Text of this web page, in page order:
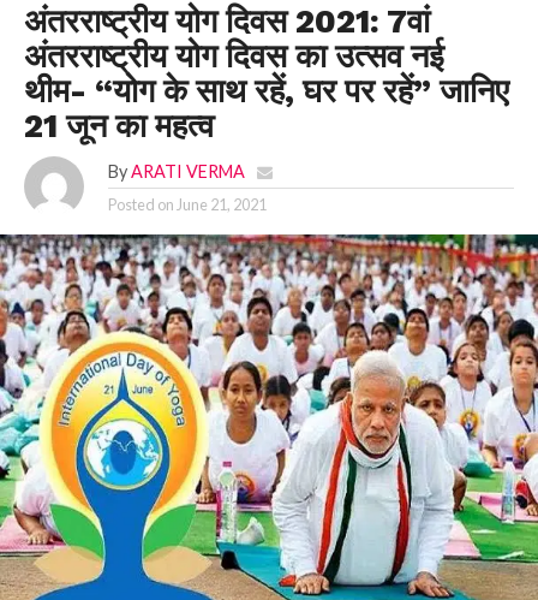
अंतरराष्ट्रीय योग दिवस 2021: 7वां
अंतरराष्ट्रीय योग दिवस का उत्सव नई
थीम- “योग के साथ रहें, घर पर रहें” जानिए
21 जून का महत्व
By ARATI VERMA
Posted on June 21, 2021